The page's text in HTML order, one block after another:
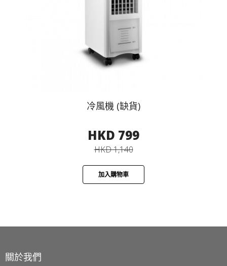
冷風機 (缺貨)
HKD 799
HKD 1,140
加入購物車
關於我們